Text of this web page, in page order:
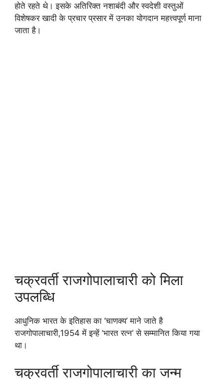
होते रहते थे। इसके अतिरिक्त नशाबंदी और स्वदेशी वस्तुओं
विशेषकर खादी के प्रचार प्रसार में उनका योगदान महत्त्वपूर्ण माना
जाता है।
चक्रवर्ती राजगोपालाचारी को मिला
उपलब्धि
आधुनिक भारत के इतिहास का ‘चाणक्य’ माने जाते है
राजगोपालाचारी,1954 में इन्हें ‘भारत रत्न’ से सम्मानित किया गया
था।
चक्रवर्ती राजगोपालाचारी का जन्म